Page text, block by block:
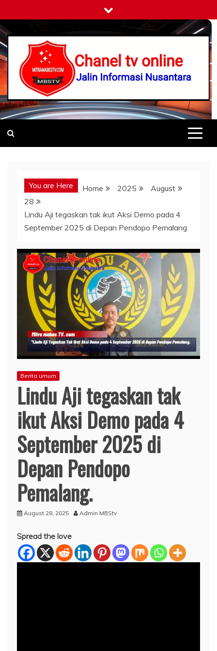
to
content
Mitramabestv
Jalin Informasi Nusantara
You are Here Home 2025
August
28
Lindu Aji tegaskan tak ikut Aksi Demo pada 4
September 2025 di Depan Pendopo Pemalang.
Berita umum
Lindu Aji tegaskan tak
ikut Aksi Demo pada 4
September 2025 di
Depan Pendopo
Pemalang.
August 28, 2025 Admin MBStv
Spread the love